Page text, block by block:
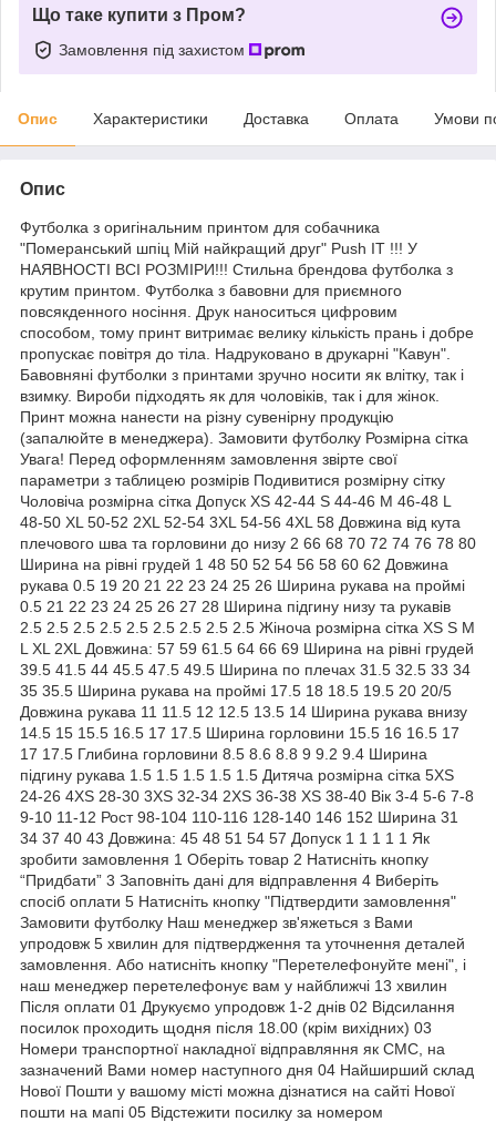
Що таке купити з Пром?
Замовлення під захистом
Опис Характеристики Доставка Оплата Умови
Опис
Футболка з оригінальним принтом для собачника
"Померанський шпіц Мій найкращий друг" Push IT !!! У
НАЯВНОСТІ ВСІ РОЗМІРИ!!! Стильна брендова футболка з
крутим принтом. Футболка з бавовни для приємного
повсякденного носіння. Друк наноситься цифровим
способом, тому принт витримає велику кількість прань і добре
пропускає повітря до тіла. Надруковано в друкарні "Кавун".
Бавовняні футболки з принтами зручно носити як влітку, так і
взимку. Вироби підходять як для чоловіків, так і для жінок.
Принт можна нанести на різну сувенірну продукцію
(запалюйте в менеджера). Замовити футболку Розмірна сітка
Увага! Перед оформленням замовлення звірте свої
параметри з таблицею розмірів Подивитися розмірну сітку
Чоловіча розмірна сітка Допуск XS 42-44 S 44-46 M 46-48 L
48-50 XL 50-52 2XL 52-54 3XL 54-56 4XL 58 Довжина від кута
плечового шва та горловини до низу 2 66 68 70 72 74 76 78 80
Ширина на рівні грудей 1 48 50 52 54 56 58 60 62 Довжина
рукава 0.5 19 20 21 22 23 24 25 26 Ширина рукава на проймі
0.5 21 22 23 24 25 26 27 28 Ширина підгину низу та рукавів
2.5 2.5 2.5 2.5 2.5 2.5 2.5 2.5 2.5 Жіноча розмірна сітка XS S M
L XL 2XL Довжина: 57 59 61.5 64 66 69 Ширина на рівні грудей
39.5 41.5 44 45.5 47.5 49.5 Ширина по плечах 31.5 32.5 33 34
35 35.5 Ширина рукава на проймі 17.5 18 18.5 19.5 20 20/5
Довжина рукава 11 11.5 12 12.5 13.5 14 Ширина рукава внизу
14.5 15 15.5 16.5 17 17.5 Ширина горловини 15.5 16 16.5 17
17 17.5 Глибина горловини 8.5 8.6 8.8 9 9.2 9.4 Ширина
підгину рукава 1.5 1.5 1.5 1.5 1.5 Дитяча розмірна сітка 5XS
24-26 4XS 28-30 3XS 32-34 2XS 36-38 XS 38-40 Вік 3-4 5-6 7-8
9-10 11-12 Рост 98-104 110-116 128-140 146 152 Ширина 31
34 37 40 43 Довжина: 45 48 51 54 57 Допуск 1 1 1 1 1 Як
зробити замовлення 1 Оберіть товар 2 Натисніть кнопку
“Придбати” 3 Заповніть дані для відправлення 4 Виберіть
спосіб оплати 5 Натисніть кнопку "Підтвердити замовлення"
Замовити футболку Наш менеджер зв'яжеться з Вами
упродовж 5 хвилин для підтвердження та уточнення деталей
замовлення. Або натисніть кнопку "Перетелефонуйте мені", і
наш менеджер перетелефонує вам у найближчі 13 хвилин
Після оплати 01 Друкуємо упродовж 1-2 днів 02 Відсилання
посилок проходить щодня після 18.00 (крім вихідних) 03
Номери транспортної накладної відправляння як СМС, на
зазначений Вами номер наступного дня 04 Найширший склад
Нової Пошти у вашому місті можна дізнатися на сайті Нової
пошти на мапі 05 Відстежити посилку за номером